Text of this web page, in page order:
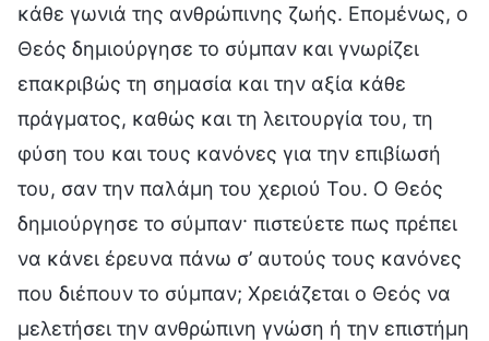
κάθε γωνιά της ανθρώπινης ζωής. Επομένως, ο
Θεός δημιούργησε το σύμπαν και γνωρίζει
επακριβώς τη σημασία και την αξία κάθε
πράγματος, καθώς και τη λειτουργία του, τη
φύση του και τους κανόνες για την επιβίωσή
του, σαν την παλάμη του χεριού Του. Ο Θεός
δημιούργησε το σύμπαν· πιστεύετε πως πρέπει
να κάνει έρευνα πάνω σ’ αυτούς τους κανόνες
που διέπουν το σύμπαν; Χρειάζεται ο Θεός να
μελετήσει την ανθρώπινη γνώση ή την επιστήμη